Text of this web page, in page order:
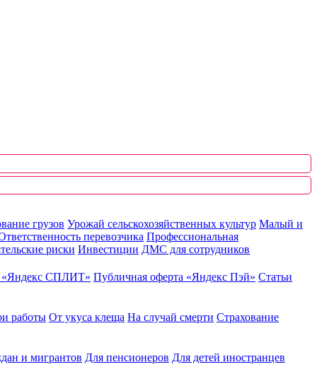
грузов Урожай сельскохозяйственных культур Малый и
перевозчика Профессиональная
риски Инвестиции ДМС для сотрудников
«Яндекс СПЛИТ» Публичная оферта «Яндекс Пэй» Статьи
работы От укуса клеща На случай смерти Страхование
и мигрантов Для пенсионеров Для детей иностранцев